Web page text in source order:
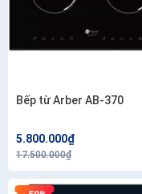
Bếp từ Arber AB-370
5.800.000₫
17.500.000₫